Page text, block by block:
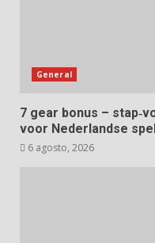
General
7 gear bonus –
voor Nederlandse
6 agosto, 2026